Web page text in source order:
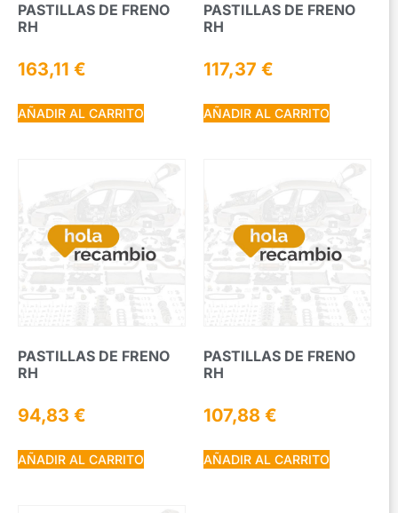
PASTILLAS DE FRENO
RH
163,11 €
AÑADIR AL CARRITO
PASTILLAS DE FRENO
RH
117,37 €
AÑADIR AL CARRITO
PASTILLAS DE FRENO
RH
94,83 €
AÑADIR AL CARRITO
PASTILLAS DE FRENO
RH
107,88 €
AÑADIR AL CARRITO